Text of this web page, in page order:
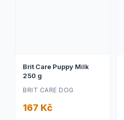
Brit Care Puppy Milk
250 g
BRIT CARE DOG
167 Kč